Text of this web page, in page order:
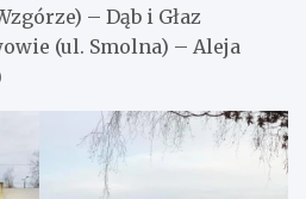
– Dąb i Głaz
(ul. Smolna) – Aleja